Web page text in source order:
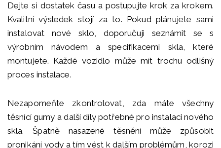
Dejte si dostatek času a postupujte krok za krokem.
Kvalitní výsledek stojí za to. Pokud plánujete sami
instalovat nové sklo, doporučuji seznámit se s
výrobním návodem a specifikacemi skla, které
montujete. Každé vozidlo může mít trochu odlišný
proces instalace.
Nezapomeňte zkontrolovat, zda máte všechny
těsnící gumy a další díly potřebné pro instalaci nového
skla. Špatně nasazené těsnění může způsobit
pronikání vody a tím vést k dalším problémům, korozi